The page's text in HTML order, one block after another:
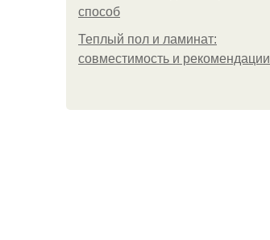
способ
Теплый пол и ламинат:
совместимость и рекомендации